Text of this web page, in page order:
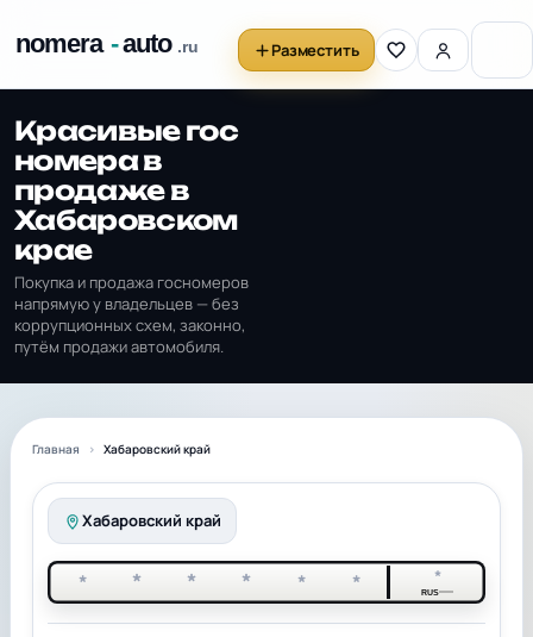
Разместить
Красивые гос
номера в
продаже в
Хабаровском
крае
Покупка и продажа госномеров
напрямую у владельцев — без
коррупционных схем, законно,
путём продажи автомобиля.
Главная Хабаровский край
Хабаровский край
* * * * * * *
RUS